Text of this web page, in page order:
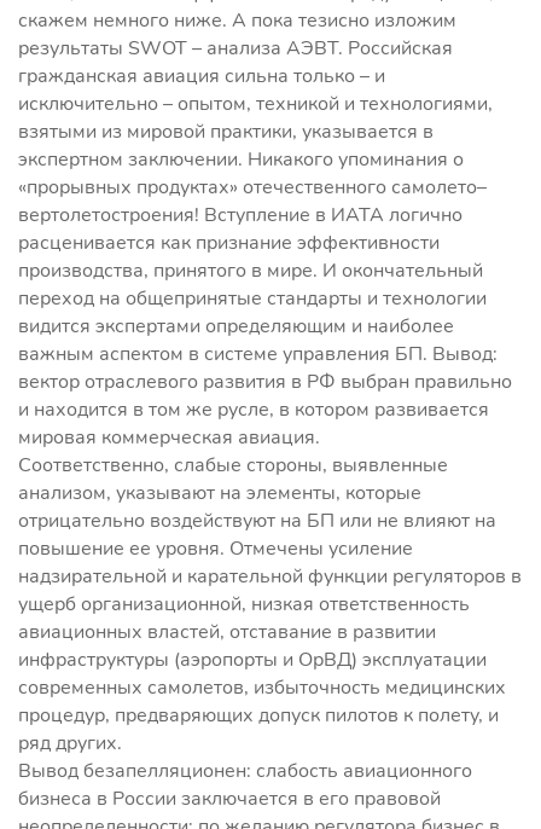
скажем немного ниже. А пока тезисно изложим
результаты SWOT – анализа АЭВТ. Российская
гражданская авиация сильна только – и
исключительно – опытом, техникой и технологиями,
взятыми из мировой практики, указывается в
экспертном заключении. Никакого упоминания о
«прорывных продуктах» отечественного самолето–
вертолетостроения! Вступление в ИATA логично
расценивается как признание эффективности
производства, принятого в мире. И окончательный
переход на общепринятые стандарты и технологии
видится экспертами определяющим и наиболее
важным аспектом в системе управления БП. Вывод:
вектор отраслевого развития в РФ выбран правильно
и находится в том же русле, в котором развивается
мировая коммерческая авиация.
Соответственно, слабые стороны, выявленные
анализом, указывают на элементы, которые
отрицательно воздействуют на БП или не влияют на
повышение ее уровня. Отмечены усиление
надзирательной и карательной функции регуляторов в
ущерб организационной, низкая ответственность
авиационных властей, отставание в развитии
инфраструктуры (аэропорты и ОрВД) эксплуатации
современных самолетов, избыточность медицинских
процедур, предваряющих допуск пилотов к полету, и
ряд других.
Вывод безапелляционен: слабость авиационного
бизнеса в России заключается в его правовой